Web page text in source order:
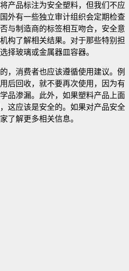
产品标注为安全塑料，但我们不应
外有一些独立审计组织会定期检查
与制造商的标签相互吻合，安全意
构了解相关结果。对于那些特别担
择玻璃或金属器皿容器。
，消费者也应该遵循使用建议。例
后回收，就不要再次使用，因为有
品渗漏。此外，如果塑料产品上面
这应该是安全的。如果对产品安全
了解更多相关信息。